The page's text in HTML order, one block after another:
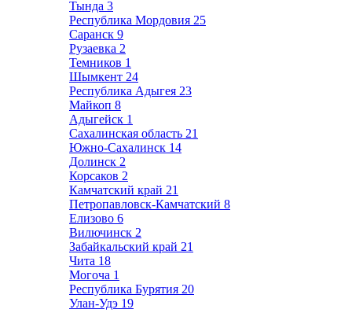
Тында 3
Республика Мордовия 25
Саранск 9
Рузаевка 2
Темников 1
Шымкент 24
Республика Адыгея 23
Майкоп 8
Адыгейск 1
Сахалинская область 21
Южно-Сахалинск 14
Долинск 2
Корсаков 2
Камчатский край 21
Петропавловск-Камчатский 8
Елизово 6
Вилючинск 2
Забайкальский край 21
Чита 18
Могоча 1
Республика Бурятия 20
Улан-Удэ 19